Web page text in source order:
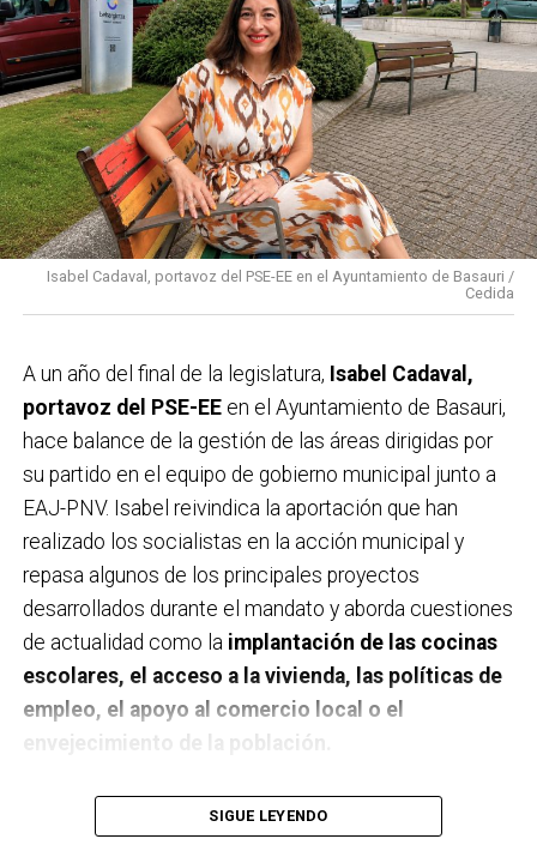
Isabel Cadaval, portavoz del PSE-EE en el Ayuntamiento de Basauri /
Cedida
A un año del final de la legislatura, Isabel Cadaval,
portavoz del PSE-EEen el Ayuntamiento de Basauri,
hace balance de la gestión de las áreas dirigidas por
su partido en el equipo de gobierno municipal junto a
EAJ-PNV. Isabel reivindica la aportación que han
realizado los socialistas en la acción municipal y
repasa algunos de los principales proyectos
desarrollados durante el mandato y aborda cuestiones
de actualidad como la implantación de las cocinas
escolares, el acceso a la vivienda, las políticas de
empleo, el apoyo al comercio local o el
envejecimiento de la población.
A un año de acabar la legislatura, ¿qué balance
haces de la gestión del PSE en tus áreas dentro
SIGUE LEYENDO